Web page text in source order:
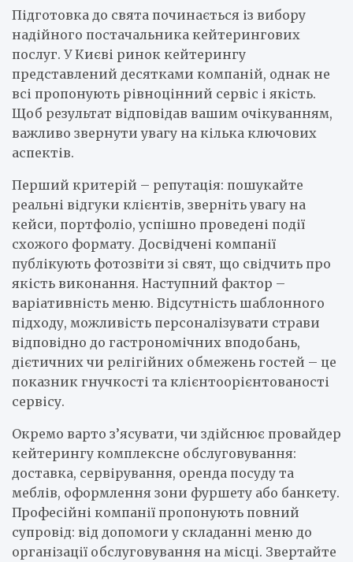
Підготовка до свята починається із вибору
надійного постачальника кейтерингових
послуг. У Києві ринок кейтерингу
представлений десятками компаній, однак не
всі пропонують рівноцінний сервіс і якість.
Щоб результат відповідав вашим очікуванням,
важливо звернути увагу на кілька ключових
аспектів.
Перший критерій – репутація: пошукайте
реальні відгуки клієнтів, зверніть увагу на
кейси, портфоліо, успішно проведені події
схожого формату. Досвідчені компанії
публікують фотозвіти зі свят, що свідчить про
якість виконання. Наступний фактор –
варіативність меню. Відсутність шаблонного
підходу, можливість персоналізувати страви
відповідно до гастрономічних вподобань,
дієтичних чи релігійних обмежень гостей – це
показник гнучкості та клієнтоорієнтованості
сервісу.
Окремо варто з’ясувати, чи здійснює провайдер
кейтерингу комплексне обслуговування:
доставка, сервірування, оренда посуду та
меблів, оформлення зони фуршету або банкету.
Професійні компанії пропонують повний
супровід: від допомоги у складанні меню до
організації обслуговування на місці. Звертайте